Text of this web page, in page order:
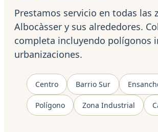
Prestamos servicio en todas las
Albocàsser y sus alrededores.
completa incluyendo polígonos
urbanizaciones.
Centro Barrio Sur
Polígono Zona Industrial